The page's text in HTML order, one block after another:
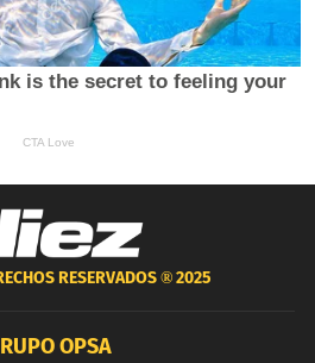
RESERVADOS ®2025
OPSA